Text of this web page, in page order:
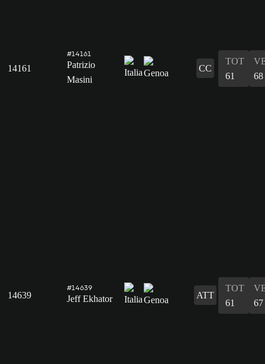
14161
#14161
Patrizio
Masini
CC
TOT
61
68
14639
#14639
Jeff Ekhator ATT
TOT
61
67